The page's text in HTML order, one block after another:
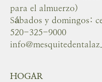
para el almuerzo)
Sábados y domingos:
520-325-9000
HOGAR